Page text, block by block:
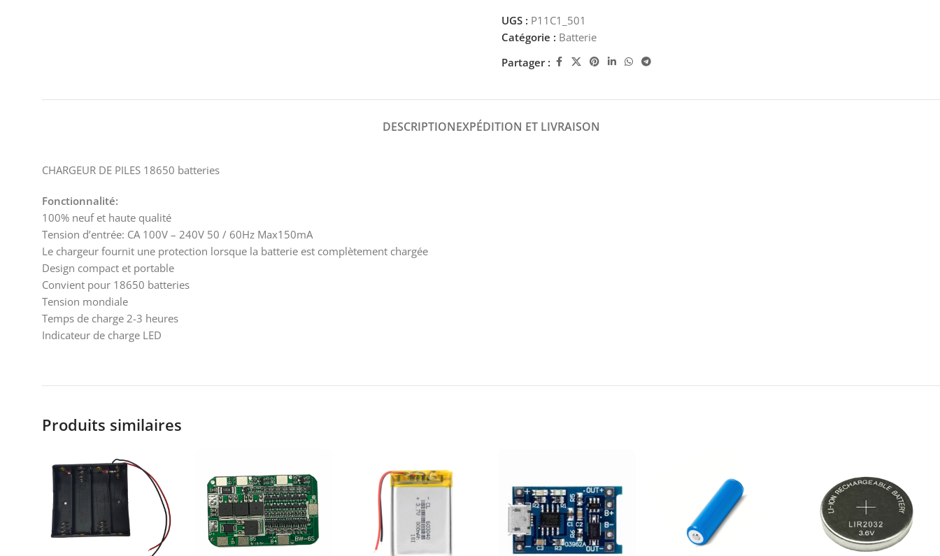
UGS : P11C1_501
Catégorie : Batterie
Partager :
DESCRIPTIONEXPÉDITION ET LIVRAISON
CHARGEUR DE PILES 18650 batteries
Fonctionnalité:
100% neuf et haute qualité
Tension d’entrée: CA 100V – 240V 50 / 60Hz Max150mA
Le chargeur fournit une protection lorsque la batterie est complètement chargée
Design compact et portable
Convient pour 18650 batteries
Tension mondiale
Temps de charge 2-3 heures
Indicateur de charge LED
Produits similaires